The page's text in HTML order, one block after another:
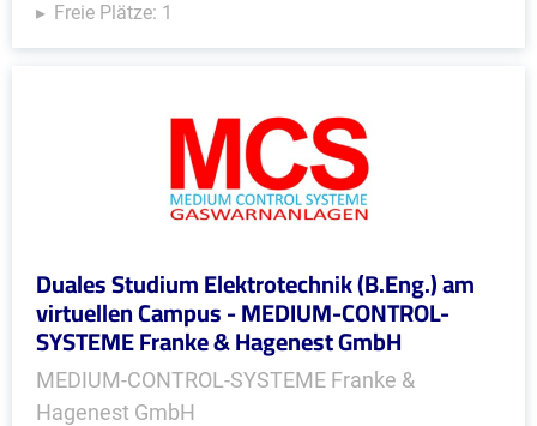
Freie Plätze: 1
Duales Studium Elektrotechnik (B.Eng.) am
virtuellen Campus - MEDIUM-CONTROL-
SYSTEME Franke & Hagenest GmbH
MEDIUM-CONTROL-SYSTEME Franke &
Hagenest GmbH